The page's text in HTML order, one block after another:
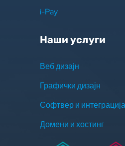
i-Pay
Наши услуги
Веб дизајн
Графички дизајн
Софтвер и интеграција
Домени и хостинг